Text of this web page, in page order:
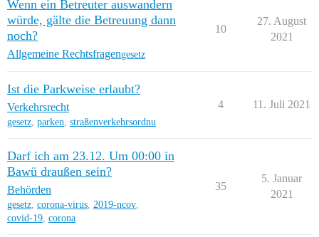
Wenn ein Betreuter auswandern
würde, gälte die Betreuung dann
noch?
Allgemeine Rechtsfragengesetz
10
27. August
2021
Ist die Parkweise erlaubt?
Verkehrsrecht
gesetz, parken, straßenverkehrsordnu
4 11. Juli 2021
Darf ich am 23.12. Um 00:00 in
Bawü draußen sein?
Behörden
gesetz, corona-virus, 2019-ncov,
covid-19, corona
35
5. Januar
2021